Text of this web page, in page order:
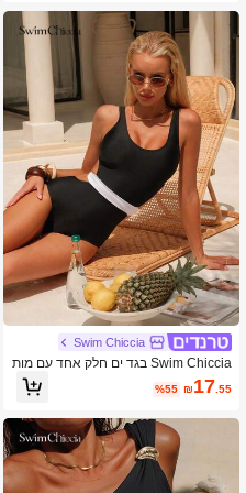
Swim Chiccia
Swim Chiccia בגד ים חלק אחד עם מות
ן חלול וכתפיות ספגטי לנשים בצבע אחיד
של Bonvoyette, בגדי ים סקסיים לחופש
₪17 .55
%55